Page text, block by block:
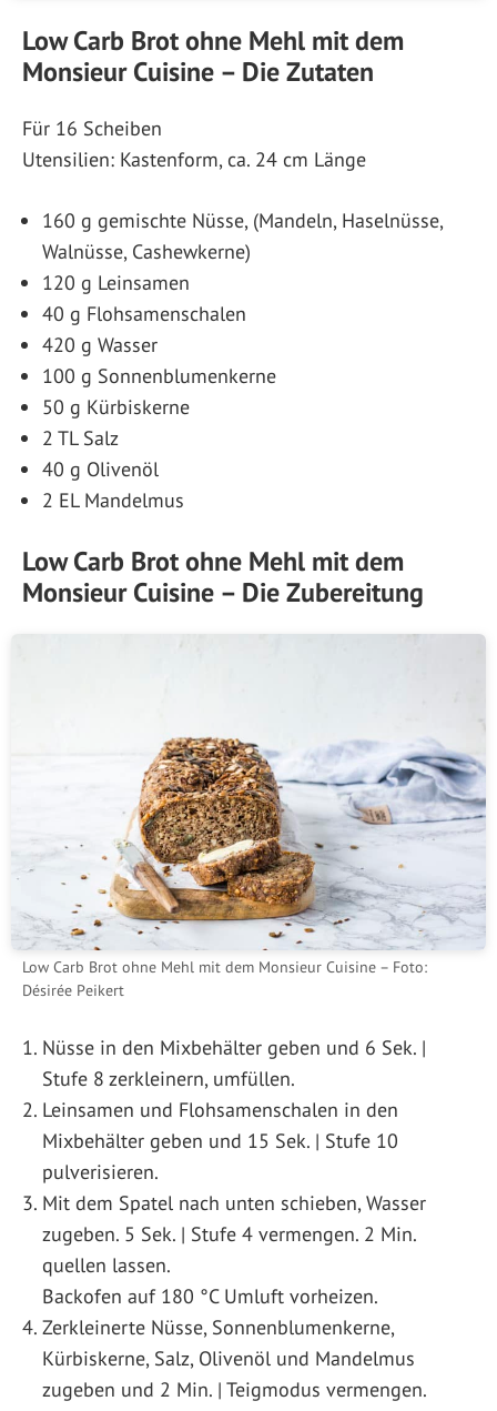
Low Carb Brot ohne Mehl mit dem
Monsieur Cuisine – Die Zutaten
Für 16 Scheiben
Utensilien: Kastenform, ca. 24 cm Länge
160 g gemischte Nüsse, (Mandeln, Haselnüsse,
Walnüsse, Cashewkerne)
120 g Leinsamen
40 g Flohsamenschalen
420 g Wasser
100 g Sonnenblumenkerne
50 g Kürbiskerne
2 TL Salz
40 g Olivenöl
2 EL Mandelmus
Low Carb Brot ohne Mehl mit dem
Monsieur Cuisine – Die Zubereitung
Low Carb Brot ohne Mehl mit dem Monsieur Cuisine – Foto:
Désirée Peikert
Nüsse in den Mixbehälter geben und 6 Sek. |
Stufe 8 zerkleinern, umfüllen.
Leinsamen und Flohsamenschalen in den
Mixbehälter geben und 15 Sek. | Stufe 10
pulverisieren.
Mit dem Spatel nach unten schieben, Wasser
zugeben. 5 Sek. | Stufe 4 vermengen. 2 Min.
quellen lassen.
Backofen auf 180 °C Umluft vorheizen.
Zerkleinerte Nüsse, Sonnenblumenkerne,
Kürbiskerne, Salz, Olivenöl und Mandelmus
zugeben und 2 Min. | Teigmodus vermengen.